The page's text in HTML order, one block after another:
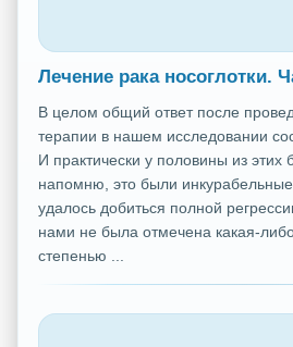
Лечение рака носоглотки.
В целом общий ответ после
терапии в нашем исследовании
И практически у половины из
напомню, это были
удалось добиться полной
нами не была отмечена какая-
степенью ...